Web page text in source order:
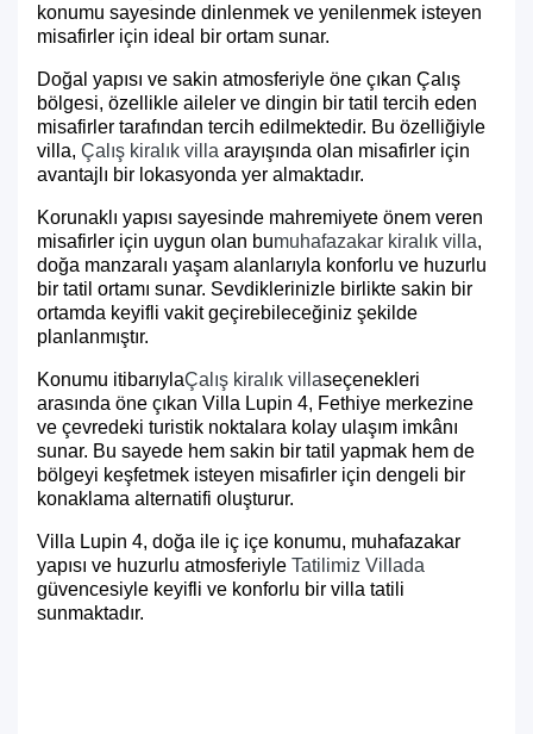
konumu sayesinde dinlenmek ve yenilenmek isteyen
misafirler için ideal bir ortam sunar.
Doğal yapısı ve sakin atmosferiyle öne çıkan Çalış
bölgesi, özellikle aileler ve dingin bir tatil tercih eden
misafirler tarafından tercih edilmektedir. Bu özelliğiyle
villa, Çalış kiralık villa arayışında olan misafirler için
avantajlı bir lokasyonda yer almaktadır.
Korunaklı yapısı sayesinde mahremiyete önem veren
misafirler için uygun olan bumuhafazakar kiralık villa,
doğa manzaralı yaşam alanlarıyla konforlu ve huzurlu
bir tatil ortamı sunar. Sevdiklerinizle birlikte sakin bir
ortamda keyifli vakit geçirebileceğiniz şekilde
planlanmıştır.
Konumu itibarıylaÇalış kiralık villaseçenekleri
arasında öne çıkan Villa Lupin 4, Fethiye merkezine
ve çevredeki turistik noktalara kolay ulaşım imkânı
sunar. Bu sayede hem sakin bir tatil yapmak hem de
bölgeyi keşfetmek isteyen misafirler için dengeli bir
konaklama alternatifi oluşturur.
Villa Lupin 4, doğa ile iç içe konumu, muhafazakar
yapısı ve huzurlu atmosferiyle Tatilimiz Villada
güvencesiyle keyifli ve konforlu bir villa tatili
sunmaktadır.